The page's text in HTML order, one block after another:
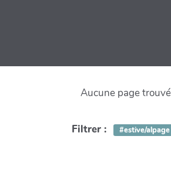
Aucune page
Filtrer : #estive/alpage